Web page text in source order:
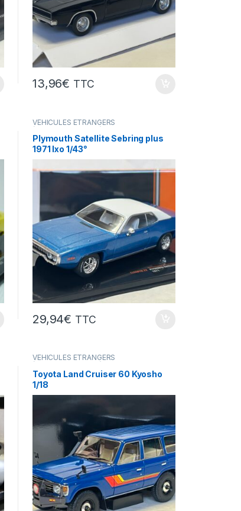
13,96€ TTC
VÉHICULES ÉTRANGERS
(voitures,camions ...)
Plymouth Satellite Sebring plus
1971 Ixo 1/43°
29,94€ TTC
VÉHICULES ÉTRANGERS
(voitures,camions ...)
Toyota Land Cruiser 60 Kyosho
1/18